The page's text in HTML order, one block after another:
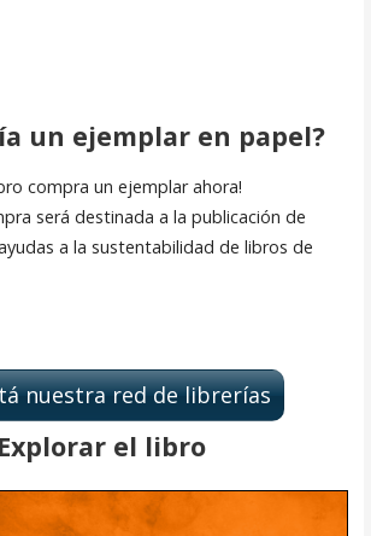
un ejemplar en papel?
compra un ejemplar ahora!
será destinada a la publicación de
a la sustentabilidad de libros de
nuestra red de librerías
Explorar el libro